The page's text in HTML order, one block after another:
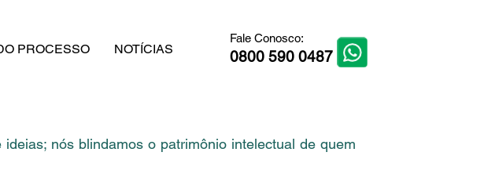
PROCESSO NOTÍCIAS
Fale Conosco:
0800 590 0487
nós blindamos o patrimônio intelectual de quem